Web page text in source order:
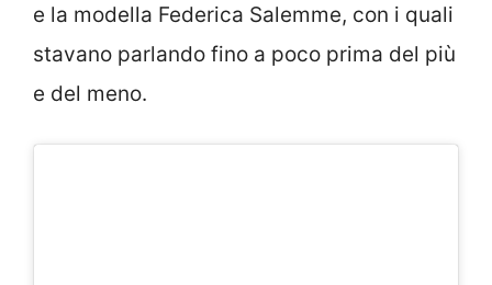
e la modella Federica Salemme, con i quali
stavano parlando fino a poco prima del più
e del meno.